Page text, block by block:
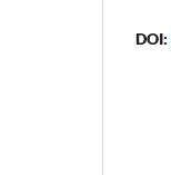
DOI: